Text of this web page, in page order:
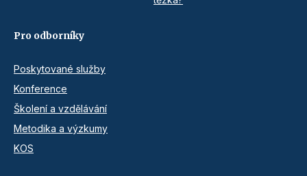
Pro odborníky
Poskytované služby
Konference
Školení a vzdělávání
Metodika a výzkumy
KOS